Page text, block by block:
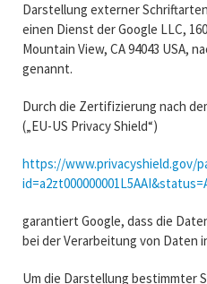
Darstellung externer
einen Dienst der Google LLC,
Mountain View, CA 94043 USA,
genannt.
Durch die Zertifizierung nach
(„EU-US Privacy Shield“)
https://www.privacyshield.gov/
garantiert Google, dass die
bei der Verarbeitung von Daten
Um die Darstellung bestimmter